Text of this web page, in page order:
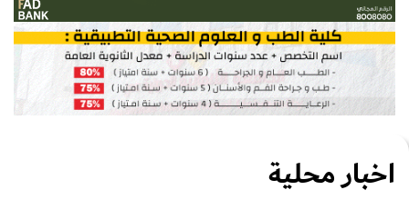
اخبار محلية